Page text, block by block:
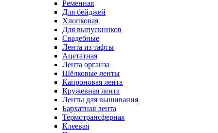
Ременная
Для бейджей
Хлопковая
Для выпускников
Свадебные
Лента из тафты
Ацетатная
Лента органза
Шёлковые ленты
Капроновая лента
Кружевная лента
Ленты для вышивания
Бархатная лента
Термотрансферная
Клеевая